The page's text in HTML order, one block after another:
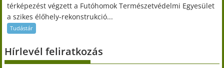
térképezést végzett a Futóhomok Természetvédelmi Egyesület
a szikes élőhely-rekonstrukció...
Tudástár
Hírlevél feliratkozás